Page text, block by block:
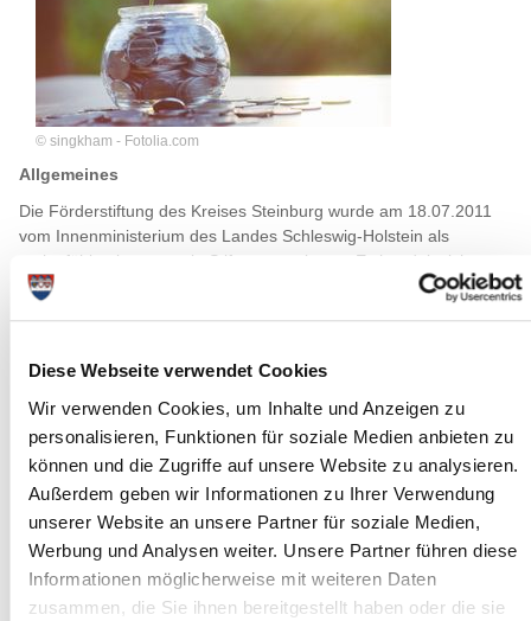
Diese Webseite verwendet Cookies
Wir verwenden Cookies, um Inhalte und Anzeigen zu
personalisieren, Funktionen für soziale Medien anbieten zu
können und die Zugriffe auf unsere Website zu analysieren.
Außerdem geben wir Informationen zu Ihrer Verwendung
unserer Website an unsere Partner für soziale Medien,
Werbung und Analysen weiter. Unsere Partner führen diese
Informationen möglicherweise mit weiteren Daten
zusammen, die Sie ihnen bereitgestellt haben oder die sie
© singkham - Fotolia.com
Allgemeines
Die Förderstiftung des Kreises Steinburg wurde am 18.07.2011
vom Innenministerium des Landes Schleswig-Holstein als
rechtsfähige kommunale Stiftung anerkannt. Es handelt sich um
eine gemeinnützige, rechtlich selbständige kommunale Stiftung
Bildungs- und Erziehungs- sowie der Kulturarbeit zu Gunsten der
Einwohnerinnen und Einwohner im Gebiet des Kreises Steinburg.
Sie erfüllt ihre Aufgaben aus den Erträgnissen des
Stiftungsvermögens, die aus der Beteiligung an der
Gemeinnützigen Fördergesellschaft des Kreises Steinburg mbH
bestehen.
Der Landrat des Kreises Steinburg ist als Vorstand der
gesetzliche Vertreter der Stiftung. Die Mitglieder des Kreistages
des Kreises Steinburg bilden das Kuratorium, das den
Haushaltsplan der Stiftung vorbereitet. Die Beschlussfassung des